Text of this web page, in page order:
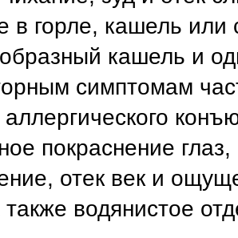
в горле, кашель или
кашель и
симптомам
покраснение
отек век и
также водянистое